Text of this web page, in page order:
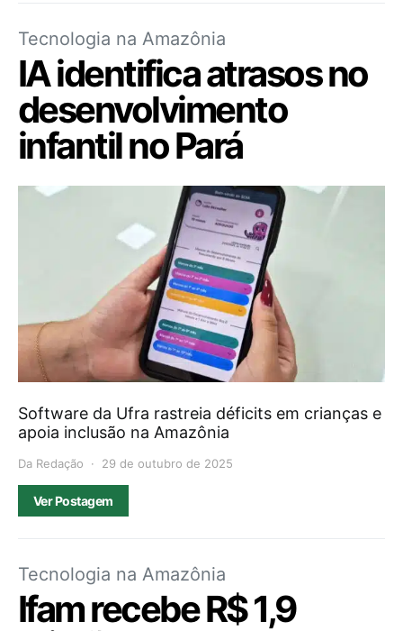
Tecnologia na Amazônia
IA identifica atrasos no
desenvolvimento
infantil no Pará
Software da Ufra rastreia déficits em crianças e
apoia inclusão na Amazônia
Da Redação 29 de outubro de 2025
Ver Postagem
Tecnologia na Amazônia
Ifam recebe R$ 1,9